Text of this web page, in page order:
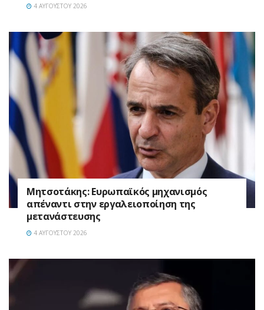
4 ΑΥΓΟΎΣΤΟΥ 2026
Μητσοτάκης: Ευρωπαϊκός μηχανισμός
απέναντι στην εργαλειοποίηση της
μετανάστευσης
4 ΑΥΓΟΎΣΤΟΥ 2026